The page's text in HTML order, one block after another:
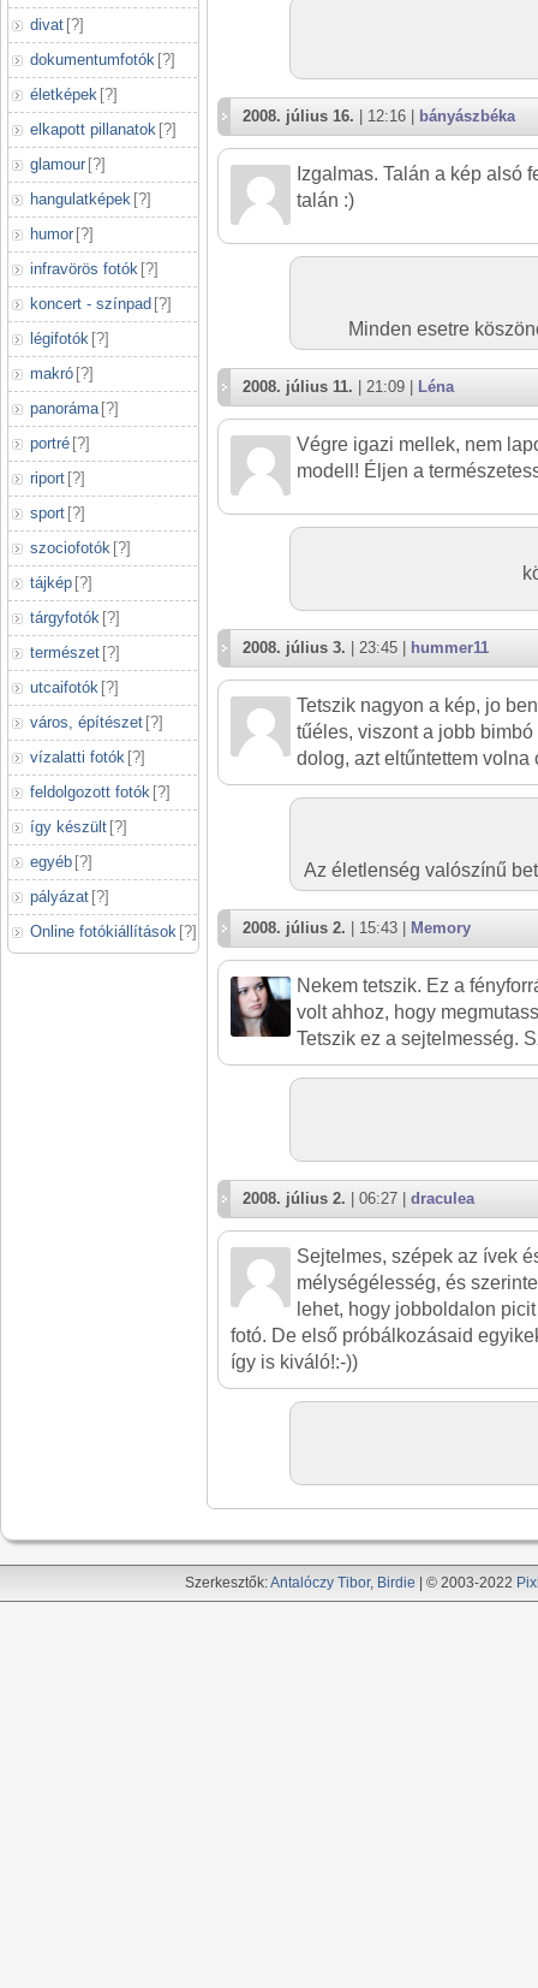
divat [?]
dokumentumfotók [?]
életképek [?]
elkapott pillanatok [?]
glamour [?]
hangulatképek [?]
humor [?]
infravörös fotók [?]
koncert - színpad [?]
légifotók [?]
makró [?]
panoráma [?]
portré [?]
riport [?]
sport [?]
szociofotók [?]
tájkép [?]
tárgyfotók [?]
természet [?]
utcaifotók [?]
város, építészet [?]
vízalatti fotók [?]
feldolgozott fotók [?]
így készült [?]
egyéb [?]
pályázat [?]
Online fotókiállítások [?]
2008. július 16. | 12:16 | bányászbéka
Izgalmas. Talán a kép alsó
talán :)
Minden esetre
2008. július 11. | 21:09 | Léna
Végre igazi mellek, nem
modell! Éljen a
2008. július 3. | 23:45 | hummer11
Tetszik nagyon a kép, jo
tűéles, viszont a jobb
dolog, azt eltűntettem volna
Az életlenség valószínű
2008. július 2. | 15:43 | Memory
Nekem tetszik. Ez a
volt ahhoz, hogy
Tetszik ez a sejtelmesség.
2008. július 2. | 06:27 | draculea
Sejtelmes, szépek az ívek
mélységélesség, és
lehet, hogy jobboldalon
fotó. De első próbálkozásaid
így is kiváló!:-))
Szerkesztők:Antalóczy Tibor, Birdie | © 2003-2022